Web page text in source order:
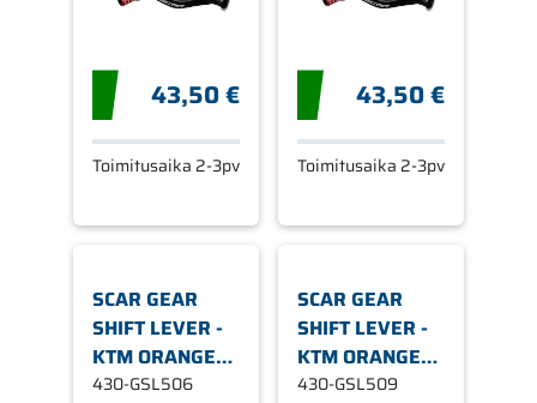
43,50 €
Toimitusaika 2-3pv
43,50 €
Toimitusaika 2-3pv
SCAR GEAR
SHIFT LEVER -
KTM ORANGE
TIP
430-GSL506
SCAR GEAR
SHIFT LEVER -
KTM ORANGE
TIP
430-GSL509